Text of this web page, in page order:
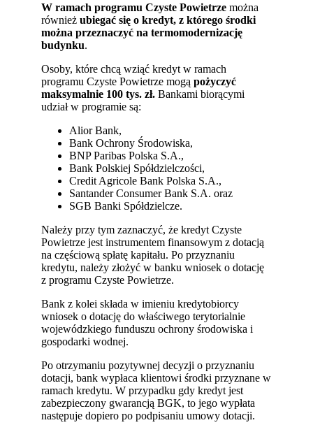
W ramach programu Czyste Powietrze można
równieżubiegać się o kredyt, z którego środki
można przeznaczyć na termomodernizację
budynku.
Osoby, które chcą wziąć kredyt w ramach
programu Czyste Powietrze mogąpożyczyć
maksymalnie 100 tys. zł.Bankami biorącymi
udział w programie są:
Alior Bank,
Bank Ochrony Środowiska,
BNP Paribas Polska S.A.,
Bank Polskiej Spółdzielczości,
Credit Agricole Bank Polska S.A.,
Santander Consumer Bank S.A. oraz
SGB Banki Spółdzielcze.
Należy przy tym zaznaczyć, że kredyt Czyste
Powietrze jest instrumentem finansowym z dotacją
na częściową spłatę kapitału. Po przyznaniu
kredytu, należy złożyć w banku wniosek o dotację
z programu Czyste Powietrze.
Bank z kolei składa w imieniu kredytobiorcy
wniosek o dotację do właściwego terytorialnie
wojewódzkiego funduszu ochrony środowiska i
gospodarki wodnej.
Po otrzymaniu pozytywnej decyzji o przyznaniu
dotacji, bank wypłaca klientowi środki przyznane w
ramach kredytu. W przypadku gdy kredyt jest
zabezpieczony gwarancją BGK, to jego wypłata
następuje dopiero po podpisaniu umowy dotacji.